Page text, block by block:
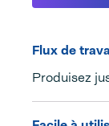
Flux de
Produisez